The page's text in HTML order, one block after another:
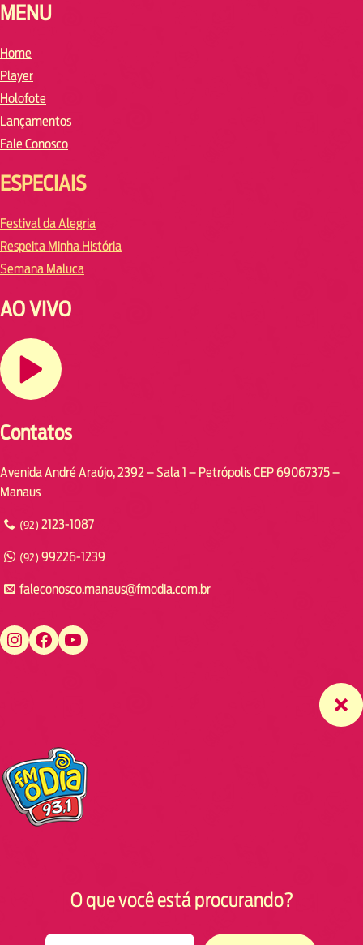
MENU
Home
Player
Holofote
Lançamentos
Fale Conosco
ESPECIAIS
Festival da Alegria
Respeita Minha História
Semana Maluca
AO VIVO
Contatos
Avenida André Araújo, 2392 – Sala 1 – Petrópolis CEP 69067375 –
Manaus
(92) 2123-1087
(92) 99226-1239
faleconosco.manaus@fmodia.com.br
https://www.instagram.com/fmodiamanaus/ https://www.facebook.com/fmodiamanaus https://www.youtube.com/user/radiofmodia
O que você está procurando?